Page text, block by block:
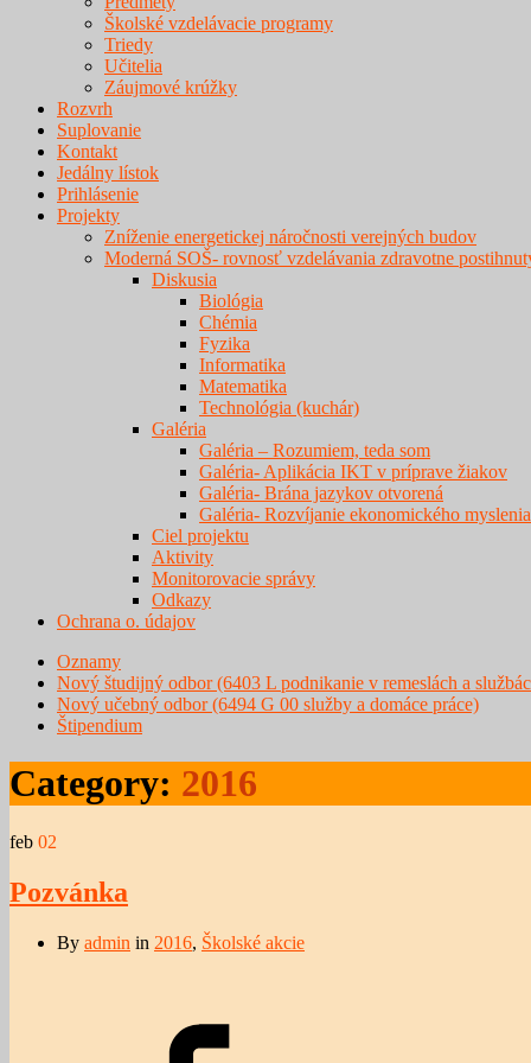
Školské vzdelávacie programy
Triedy
Učitelia
Záujmové krúžky
Rozvrh
Suplovanie
Kontakt
Jedálny lístok
Prihlásenie
Projekty
Zníženie energetickej náročnosti verejných budov
Moderná SOŠ- rovnosť vzdelávania zdravotne
Diskusia
Biológia
Chémia
Fyzika
Informatika
Matematika
Technológia (kuchár)
Galéria
Galéria – Rozumiem, teda som
Galéria- Aplikácia IKT v príprave žiakov
Galéria- Brána jazykov otvorená
Galéria- Rozvíjanie ekonomického myslenia
Ciel projektu
Aktivity
Monitorovacie správy
Odkazy
Ochrana o. údajov
Oznamy
Nový študijný odbor (6403 L podnikanie v remeslách a
Nový učebný odbor (6494 G 00 služby a domáce práce)
Štipendium
Category: 2016
feb 02
Pozvánka
By admin in 2016, Školské akcie